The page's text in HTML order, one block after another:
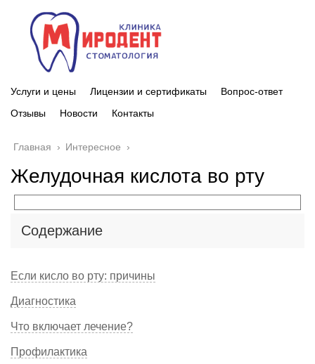
Услуги и цены Лицензии и сертификаты
Вопрос-ответ
Отзывы
Новости Контакты
Главная › Интересное ›
Желудочная кислота во рту
Содержание
Если кисло во рту: причины
Диагностика
Что включает лечение?
Профилактика